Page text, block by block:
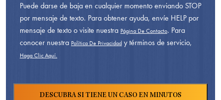
Puede darse de baja en cualquier momento enviando STOP
por mensaje de texto. Para obtener ayuda, envíe HELP por
mensaje de texto o visite nuestra Página De Contacto. Para
conocer nuestra Política De Privacidad y términos de servicio,
Haga Clic Aquí.